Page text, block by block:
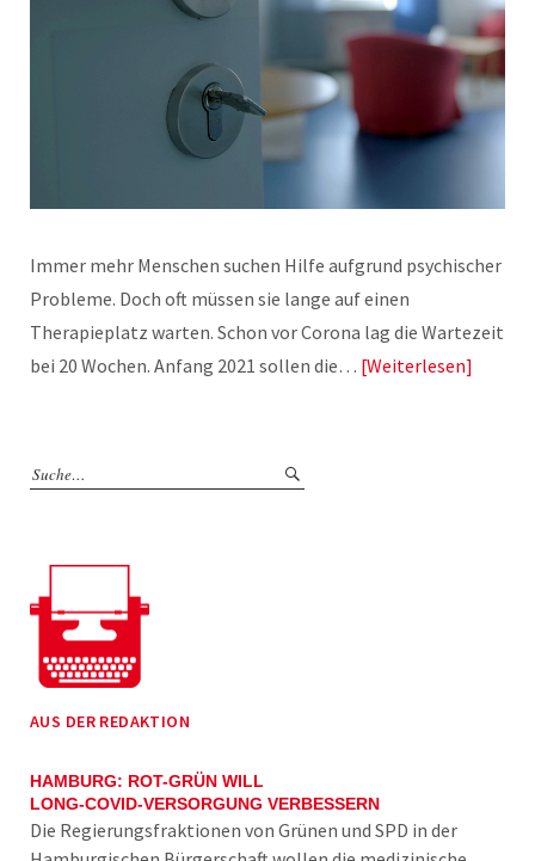
Immer mehr Menschen suchen Hilfe aufgrund psychischer
Probleme. Doch oft müssen sie lange auf einen
Therapieplatz warten. Schon vor Corona lag die Wartezeit
bei 20 Wochen. Anfang 2021 sollen die… Weiterlesen
AUS DER REDAKTION
HAMBURG: ROT-GRÜN WILL
LONG-COVID-VERSORGUNG VERBESSERN
Die Regierungsfraktionen von Grünen und SPD in der